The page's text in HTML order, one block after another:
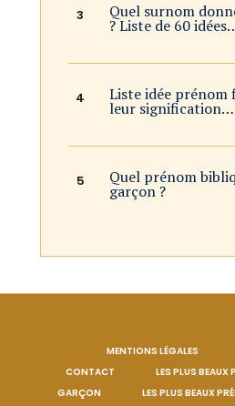
Quel surnom
? Liste de 60
Liste idée prénom
leur signification…
Quel prénom
garçon ?
MENTIONS LÉGALES
CONTACT
LES PLUS BEAUX
GARÇON
LES PLUS BEAUX